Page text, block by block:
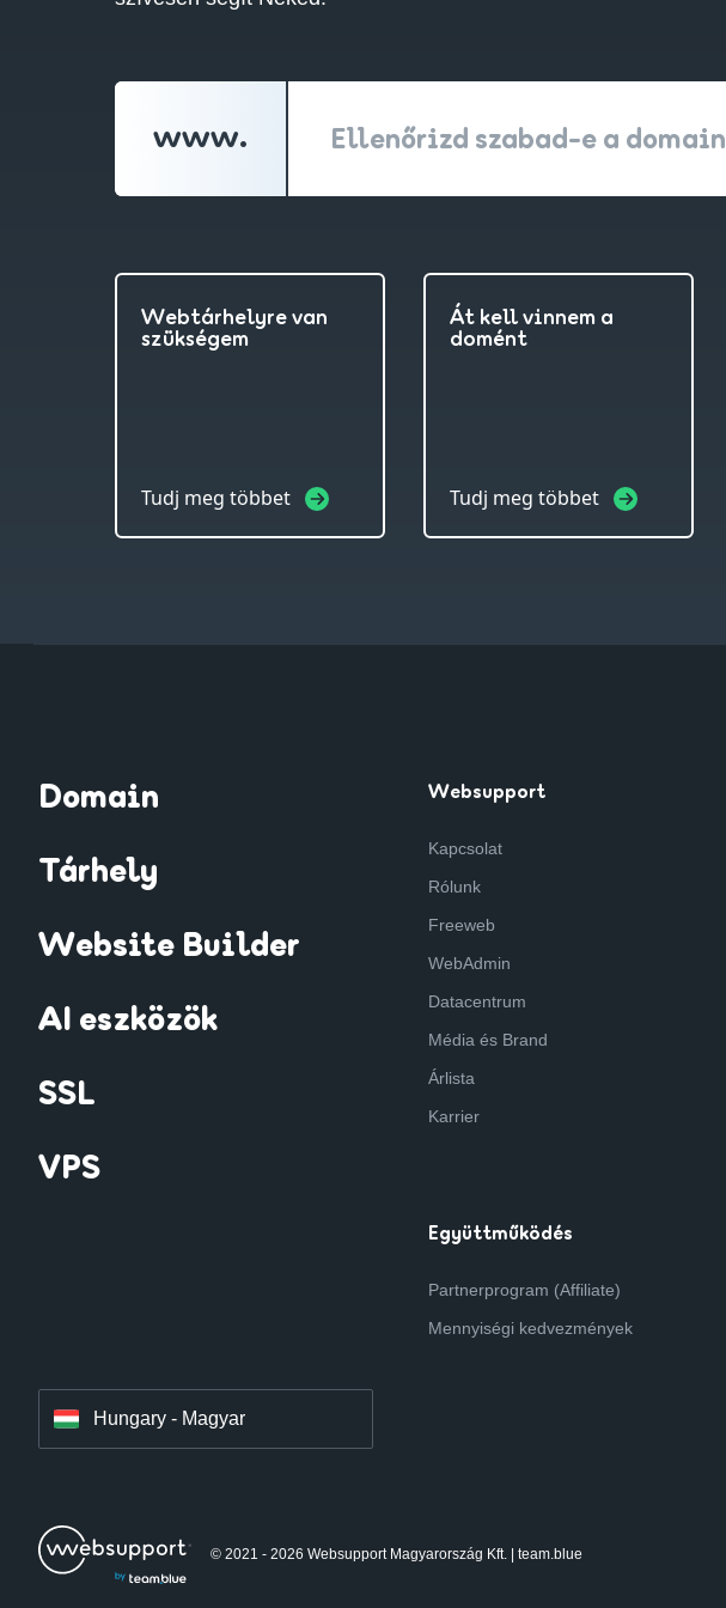
www. Ellenőrizd szabad-e a domain
Webtárhelyre van
szükségem
Tudj meg többet
Át kell vinnem a
domént
Tudj meg többet
Domain
Tárhely
Website Builder
AI eszközök
SSL
VPS
Websupport
Kapcsolat
Rólunk
Freeweb
WebAdmin
Datacentrum
Média és Brand
Árlista
Karrier
Együttműködés
Partnerprogram (Affiliate)
Mennyiségi kedvezmények
Hungary - Magyar
© 2021 - 2026 Websupport Magyarország Kft. | team.blue